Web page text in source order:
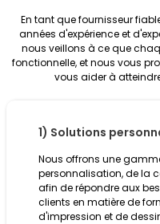
En tant que fournisseur
années d'expérience et
nous veillons à ce que
fonctionnelle, et nous vous
vous aider à
1) Solutions
Nous offrons une
personnalisation, de la
afin de répondre aux
clients en matière de
d'impression et de